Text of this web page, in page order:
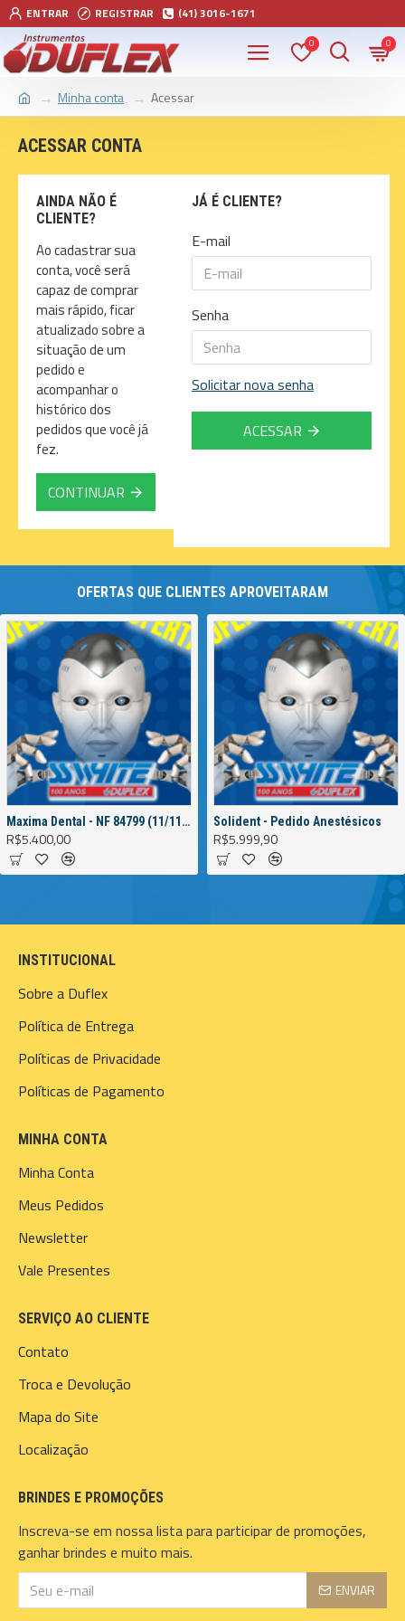
ENTRAR REGISTRAR (41) 3016-1671
0 0
Minha conta Acessar
ACESSAR CONTA
AINDA NÃO É
CLIENTE?
Ao cadastrar sua
conta, você será
capaz de comprar
mais rápido, ficar
atualizado sobre a
situação de um
pedido e
acompanhar o
histórico dos
pedidos que você já
fez.
CONTINUAR
JÁ É CLIENTE?
E-mail
Senha
Solicitar nova senha
ACESSAR
OFERTAS QUE CLIENTES APROVEITARAM
Maxima Dental - NF 84799 (11/11/2022)
R$5.400,00
Solident - Pedido Anestésicos
R$5.999,90
INSTITUCIONAL
Sobre a Duflex
Política de Entrega
Políticas de Privacidade
Políticas de Pagamento
MINHA CONTA
Minha Conta
Meus Pedidos
Newsletter
Vale Presentes
SERVIÇO AO CLIENTE
Contato
Troca e Devolução
Mapa do Site
Localização
BRINDES E PROMOÇÕES
Inscreva-se em nossa lista para participar de promoções,
ganhar brindes e muito mais.
ENVIAR